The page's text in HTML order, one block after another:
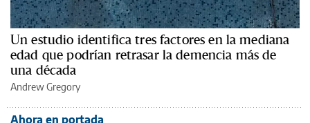
Un estudio identifica tres factores en la mediana
edad que podrían retrasar la demencia más de
una década
Andrew Gregory
Ahora en portada